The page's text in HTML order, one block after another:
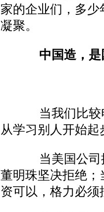
家的企业们，多
凝聚。
中国造，
当我们比较电
从学习别人开始
当美国公司提
董明珠坚决拒绝
资可以，格力必须